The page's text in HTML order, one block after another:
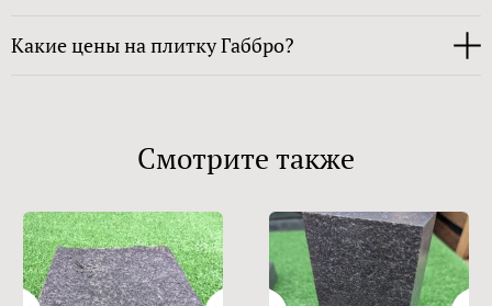
Какие цены на плитку Габбро?
Смотрите также